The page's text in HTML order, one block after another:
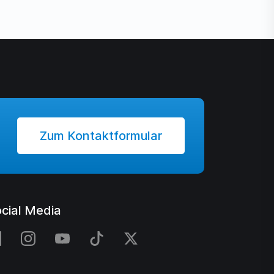
Zum Kontaktformular
Media